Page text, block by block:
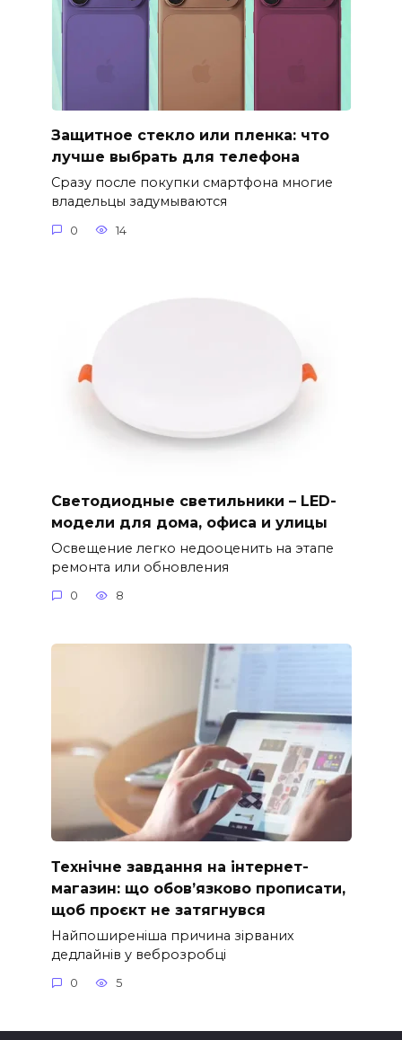
Защитное стекло или пленка: что
лучше выбрать для телефона
Сразу после покупки смартфона многие
владельцы задумываются
0 14
Светодиодные светильники – LED-
модели для дома, офиса и улицы
Освещение легко недооценить на этапе
ремонта или обновления
0 8
Технічне завдання на інтернет-
магазин: що обов’язково прописати,
щоб проєкт не затягнувся
Найпоширеніша причина зірваних
дедлайнів у веброзробці
0 5